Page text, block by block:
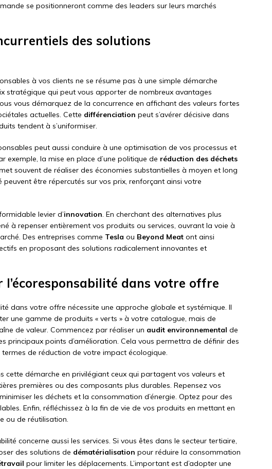
se positionneront comme des leaders sur leurs marchés
des solutions
à vos clients ne se résume pas à une simple démarche
stratégique qui peut vous apporter de nombreux avantages
vous démarquez de la concurrence en affichant des valeurs fortes
actuelles. Cette différenciation peut s’avérer décisive dans
tendent à s’uniformiser.
peut aussi conduire à une optimisation de vos processus et
exemple, la mise en place d’une politique de réduction des déchets
souvent de réaliser des économies substantielles à moyen et long
être répercutés sur vos prix, renforçant ainsi votre
levier d’innovation. En cherchant des alternatives plus
à repenser entièrement vos produits ou services, ouvrant la voie à
Des entreprises comme Tesla ou Beyond Meat ont ainsi
en proposant des solutions radicalement innovantes et
dans votre offre
dans votre offre nécessite une approche globale et systémique. Il
une gamme de produits « verts » à votre catalogue, mais de
de valeur. Commencez par réaliser un audit environnemental de
principaux points d’amélioration. Cela vous permettra de définir des
de réduction de votre impact écologique.
cette démarche en privilégiant ceux qui partagent vos valeurs et
premières ou des composants plus durables. Repensez vos
les déchets et la consommation d’énergie. Optez pour des
Enfin, réfléchissez à la fin de vie de vos produits en mettant en
ou de réutilisation.
concerne aussi les services. Si vous êtes dans le secteur tertiaire,
des solutions de dématérialisation pour réduire la consommation
pour limiter les déplacements. L’important est d’adopter une